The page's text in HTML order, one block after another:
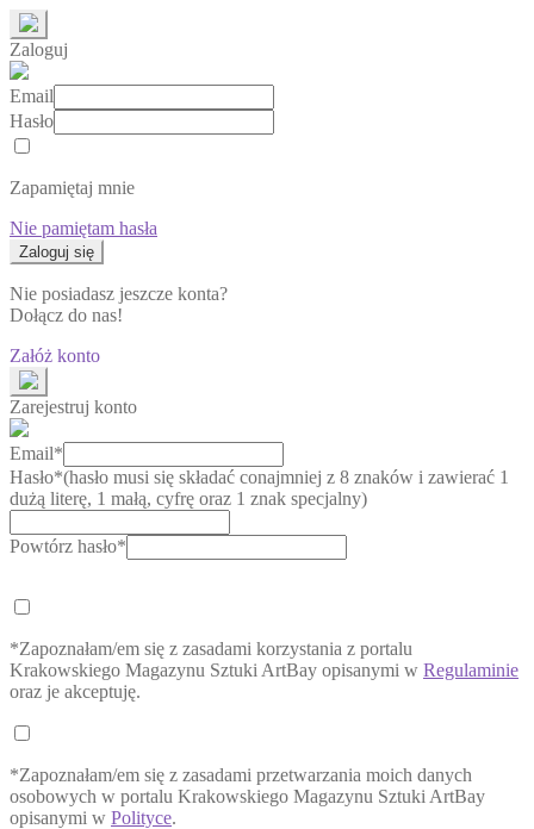
Zaloguj
Email
Hasło
Zapamiętaj mnie
Nie pamiętam hasła
Nie posiadasz jeszcze konta?
Dołącz do nas!
Załóż konto
Zarejestruj konto
Email*
Hasło*(hasło musi się składać conajmniej z 8 znaków i zawierać 1
dużą literę, 1 małą, cyfrę oraz 1 znak specjalny)
Powtórz hasło*
*Zapoznałam/em się z zasadami korzystania z portalu
Krakowskiego Magazynu Sztuki ArtBay opisanymi w Regulaminie
oraz je akceptuję.
*Zapoznałam/em się z zasadami przetwarzania moich danych
osobowych w portalu Krakowskiego Magazynu Sztuki ArtBay
opisanymi w Polityce.